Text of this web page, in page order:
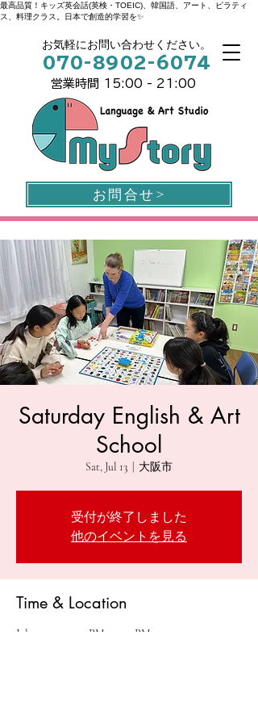
最高品質！キッズ英会話(英検・TOEIC)、韓国語、アート、ピラティ
ス、料理クラス。日本で創造的学習を✨
お気軽にお問い合わせください。
070-8902-6074
営業時間 15:00 - 21:00
お問合せ>
Saturday English & Art
School
Sat, Jul 13 大阪市
受付が終了しました
他のイベントを見る
Time & Location
Jul 13, 2024, 3:00 PM – 5:30 PM